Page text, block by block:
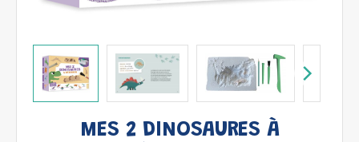
MES 2 DINOSAURES À